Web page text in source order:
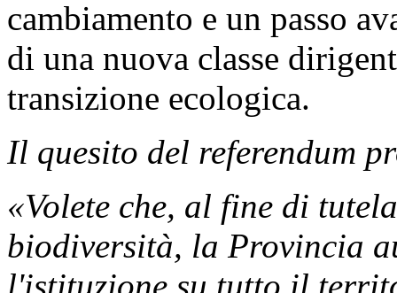
cambiamento e un passo
di una nuova classe
transizione ecologica.
Il quesito del referendum
«Volete che, al fine di
biodiversità, la Provincia
l'istituzione su tutto il